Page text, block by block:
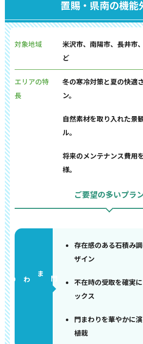
置賜・県南の機能
対象地域
米沢市、南陽市、長井市
ど
エリアの特
長
冬の寒冷対策と夏の快適
ン。
自然素材を取り入れた景
ル。
将来のメンテナンス費用
様。
ご要望の多いプラ
門まわり
存在感のある石積み
ザイン
不在時の受取を確実
ックス
門まわりを華やかに
植栽